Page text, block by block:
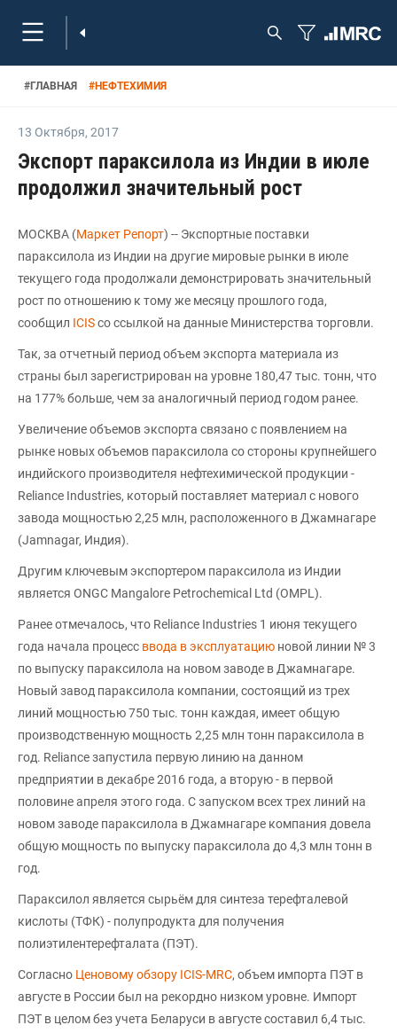
#ГЛАВНАЯ #НЕФТЕХИМИЯ
13 Октября, 2017
Экспорт параксилола из Индии в июле
продолжил значительный рост
МОСКВА (Маркет Репорт) -- Экспортные поставки
параксилола из Индии на другие мировые рынки в июле
текущего года продолжали демонстрировать значительный
рост по отношению к тому же месяцу прошлого года,
сообщил ICISсо ссылкой на данные Министерства торговли.
Так, за отчетный период объем экспорта материала из
страны был зарегистрирован на уровне 180,47 тыс. тонн, что
на 177% больше, чем за аналогичный период годом ранее.
Увеличение объемов экспорта связано с появлением на
рынке новых объемов параксилола со стороны крупнейшего
индийского производителя нефтехимической продукции -
Reliance Industries, который поставляет материал с нового
завода мощностью 2,25 млн, расположенного в Джамнагаре
(Jamnagar, Индия).
Другим ключевым экспортером параксилола из Индии
является ONGC Mangalore Petrochemical Ltd (OMPL).
Ранее отмечалось, что Reliance Industries 1 июня текущего
года начала процесс ввода в эксплуатацию новой линии № 3
по выпуску параксилола на новом заводе в Джамнагаре.
Новый завод параксилола компании, состоящий из трех
линий мощностью 750 тыс. тонн каждая, имеет общую
производственную мощность 2,25 млн тонн параксилола в
год. Reliance запустила первую линию на данном
предприятии в декабре 2016 года, а вторую - в первой
половине апреля этого года. С запуском всех трех линий на
новом заводе параксилола в Джамнагаре компания довела
общую мощность по выпуску параксилола до 4,3 млн тонн в
год.
Параксилол является сырьём для синтеза терефталевой
кислоты (ТФК) - полупродукта для получения
полиэтилентерефталата (ПЭТ).
Согласно Ценовому обзору ICIS-MRC, объем импорта ПЭТ в
августе в России был на рекордно низком уровне. Импорт
ПЭТ в целом без учета Беларуси в августе составил 6,4 тыс.